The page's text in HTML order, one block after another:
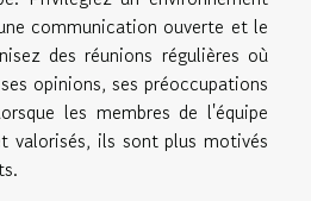
communication ouverte et le
des réunions régulières où
opinions, ses préoccupations
les membres de l'équipe
valorisés, ils sont plus motivés